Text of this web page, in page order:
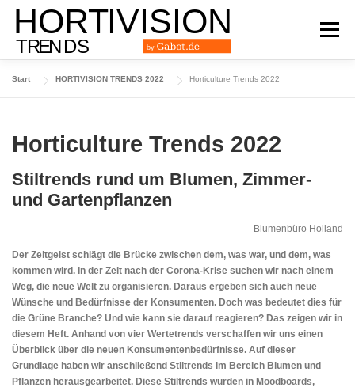
Zum
Inhalt
springen
Menü
DAS TRENDMAGAZIN AUSGABE 2024
AUSGABE 2023 AUSGABE 2022 ARCHIV
Start HORTIVISION TRENDS 2022 Horticulture Trends 2022
Horticulture Trends 2022
Stiltrends rund um Blumen, Zimmer-
und Gartenpflanzen
Blumenbüro Holland
Der Zeitgeist schlägt die Brücke zwischen dem, was war, und dem, was
kommen wird. In der Zeit nach der Corona-Krise suchen wir nach einem
Weg, die neue Welt zu organisieren. Daraus ergeben sich auch neue
Wünsche und Bedürfnisse der Konsumenten. Doch was bedeutet dies für
die Grüne Branche? Und wie kann sie darauf reagieren? Das zeigen wir in
diesem Heft. Anhand von vier Wertetrends verschaffen wir uns einen
Überblick über die neuen Konsumentenbedürfnisse. Auf dieser
Grundlage haben wir anschließend Stiltrends im Bereich Blumen und
Pflanzen herausgearbeitet. Diese Stiltrends wurden in Moodboards,